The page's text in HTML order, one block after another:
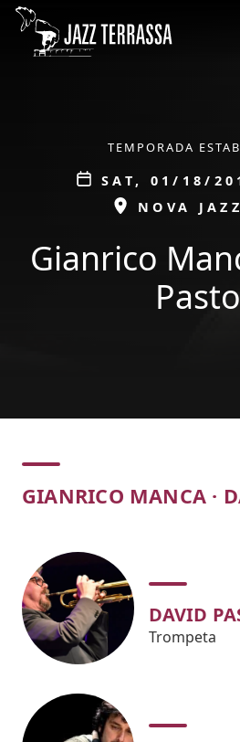
Skip to main content
TEMPORADA
Data
SAT, 01/18/
ESPAI
NOVA
Gianrico
Concert
GIANRICO MANCA ·
DAVID
Trompeta